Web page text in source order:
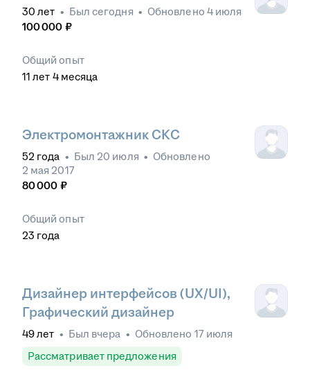
30 лет • Был сегодня • Обновлено 4 июля
100 000 ₽
Общий опыт
11 лет 4 месяца
Электромонтажник CКC
52 года • Был 20 июля • Обновлено
2 мая 2017
80 000 ₽
Общий опыт
23 года
Дизайнер интерфейсов (UX/UI),
Графический дизайнер
49лет • Был вчера • Обновлено 17 июля
Рассматривает предложения